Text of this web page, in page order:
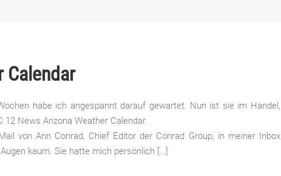
Calendar
habe ich angespannt darauf gewartet. Nun ist sie im Handel,
12 News Arizona Weather Calendar.
von Ann Conrad, Chief Editor der Conrad Group, in meiner Inbox
kaum. Sie hatte mich persönlich […]